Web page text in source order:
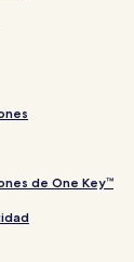
de One Key™